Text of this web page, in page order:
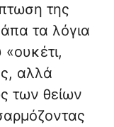
της
τα λόγια
αλλά
των θείων